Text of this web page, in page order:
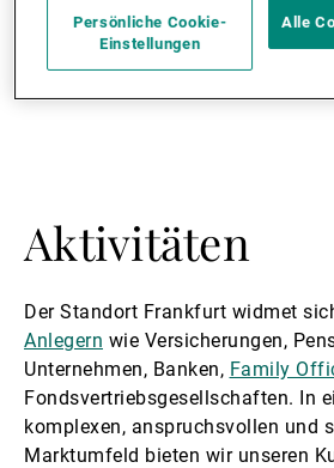
Aktivitäten
Der Standort Frankfurt widmet
Anlegern wie Versicherungen,
Unternehmen, Banken, Family
Fondsvertriebsgesellschaften. In
komplexen, anspruchsvollen und
Marktumfeld bieten wir unseren
Persönliche Cookie-
Einstellungen
Alle